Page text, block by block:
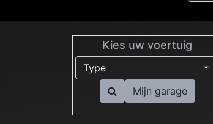
Kies uw voertuig
Mijn garage